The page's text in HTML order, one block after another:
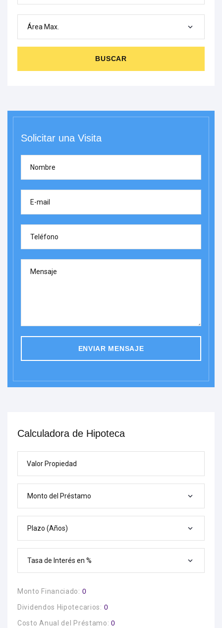
Área Max.
BUSCAR
Solicitar una Visita
Nombre
E-mail
Teléfono
Mensaje
ENVIAR MENSAJE
Calculadora de Hipoteca
Valor Propiedad
Monto del Préstamo
Plazo (Años)
Tasa de Interés en %
Monto Financiado: 0
Dividendos Hipotecarios: 0
Costo Anual del Préstamo:0